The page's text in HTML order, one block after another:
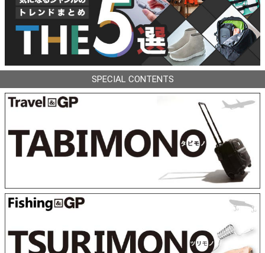
SPECIAL CONTENTS